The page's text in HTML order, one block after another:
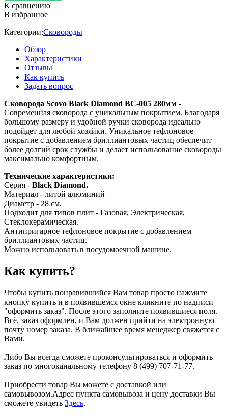
К сравнению
В избранное
Категории:Сковороды
Обзор
Характеристики
Отзывы
Как купить
Задать вопрос
Сковорода Scovo Black Diamond BC-005 280мм -
Современная сковорода с уникальным покрытием. Благодаря
большому размеру и удобной ручки сковорода идеально
подойдет для любой хозяйки. Уникальное тефлоновое
покрытие с добавлением бриллиантовых частиц обеспечит
более долгий срок службы и делает использование сковороды
максимально комфортным.
Технические характеристики:
Серия - Black Diamond.
Материал - литой алюминий
Диаметр - 28 см.
Подходит для типов плит - Газовая, Электрическая,
Стеклокерамическая.
Антипригарное тефлоновое покрытие с добавлением
бриллиантовых частиц.
Можно использовать в посудомоечной машине.
Как купить?
Чтобы купить понравившийся Вам товар просто нажмите
кнопку купить и в появившемся окне кликните по надписи
"оформить заказ". После этого заполните появившиеся поля.
Всё, заказ оформлен, и Вам должен прийти на электронную
почту номер заказа. В ближайшее время менеджер свяжется с
Вами.
Либо Вы всегда сможете проконсультироваться и оформить
заказ по многоканальному телефону 8 (499) 707-71-77.
Приобрести товар Вы можете с доставкой или
самовывозом.Адрес пункта самовывоза и цену доставки Вы
сможете увидеть Здесь.